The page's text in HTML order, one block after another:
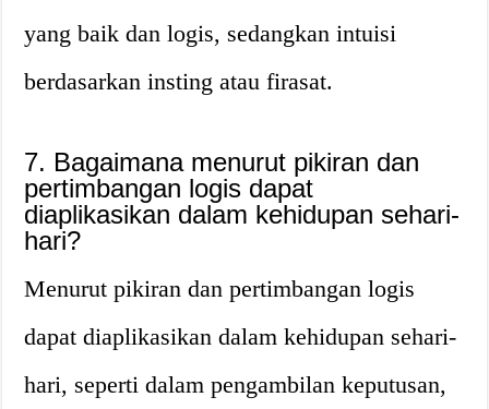
yang baik dan logis, sedangkan intuisi
berdasarkan insting atau firasat.
7. Bagaimana menurut pikiran dan
pertimbangan logis dapat
diaplikasikan dalam kehidupan sehari-
hari?
Menurut pikiran dan pertimbangan logis
dapat diaplikasikan dalam kehidupan sehari-
hari, seperti dalam pengambilan keputusan,